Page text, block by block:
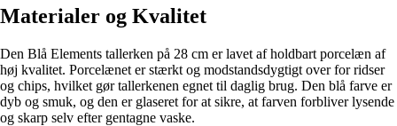
Materialer og Kvalitet
Den Blå Elements tallerken på 28 cm er lavet af holdbart porcelæn af
høj kvalitet. Porcelænet er stærkt og modstandsdygtigt over for ridser
og chips, hvilket gør tallerkenen egnet til daglig brug. Den blå farve er
dyb og smuk, og den er glaseret for at sikre, at farven forbliver lysende
og skarp selv efter gentagne vaske.